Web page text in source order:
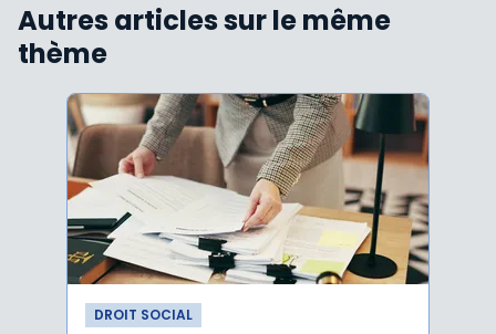
Autres articles sur le même
thème
DROIT SOCIAL